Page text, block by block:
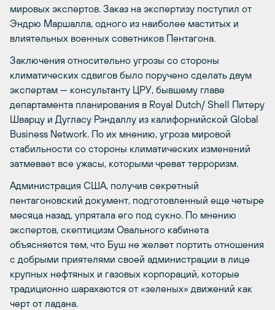
мировых экспертов. Заказ на экспертизу поступил от
Эндрю Маршалла, одного из наиболее маститых и
влиятельных военных советников Пентагона.
Заключения относительно угрозы со стороны
климатических сдвигов было поручено сделать двум
экспертам — консультанту ЦРУ, бывшему главе
департамента планирования в Royal Dutch/ Shell Питеру
Шварцу и Дугласу Рэндаллу из калифорнийской Global
Business Network. По их мнению, угроза мировой
стабильности со стороны климатических изменений
затмевает все ужасы, которыми чреват терроризм.
Администрация США, получив секретный
пентагоновский документ, подготовленный еще четыре
месяца назад, упрятала его под сукно. По мнению
экспертов, скептицизм Овального кабинета
объясняется тем, что Буш не желает портить отношения
с добрыми приятелями своей администрации в лице
крупных нефтяных и газовых корпораций, которые
традиционно шарахаются от «зеленых» движений как
черт от ладана.